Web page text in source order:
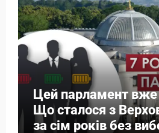
Цей парламент вже
Що сталося з
за сім років без